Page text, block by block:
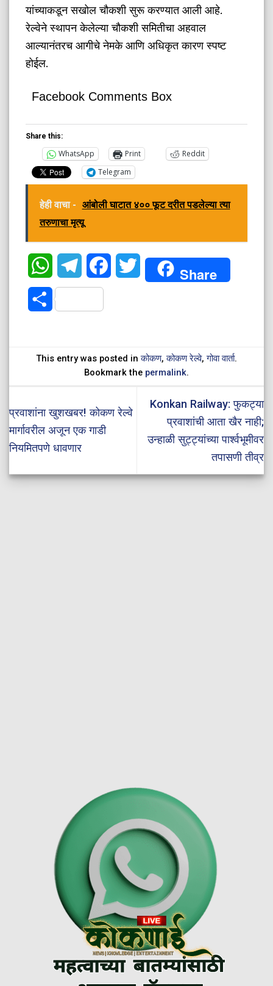
यांच्याकडून सखोल चौकशी सुरू करण्यात आली आहे.
रेल्वेने स्थापन केलेल्या चौकशी समितीचा अहवाल
आल्यानंतरच आगीचे नेमके आणि अधिकृत कारण स्पष्ट
होईल.
Facebook Comments Box
Share this:
WhatsApp Print
Reddit
Telegram
हेही वाचा - आंबोली घाटात ४०० फूट दरीत पडलेल्या त्या
तरुणाचा मृत्यू
WhatsAppTelegramFacebookTwitter Share
Share
This entry was posted inकोकण,कोकण रेल्वे,गोवा वार्ता.
Bookmark the permalink.
प्रवाशांना खुशखबर! कोकण रेल्वे
मार्गावरील अजून एक गाडी
नियमितपणे धावणार
Konkan Railway: फुकट्या
प्रवाशांची आता खैर नाही;
उन्हाळी सुट्ट्यांच्या पार्श्वभूमीवर
तपासणी तीव्र